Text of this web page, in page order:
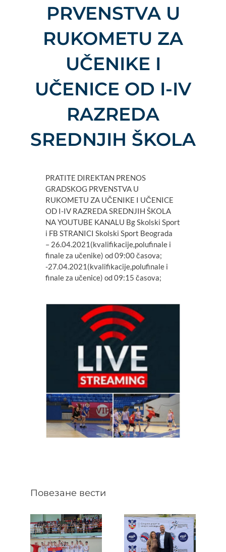
PRVENSTVA U
RUKOMETU ZA
UČENIKE I
UČENICE OD I-IV
RAZREDA
SREDNJIH ŠKOLA
PRATITE DIREKTAN PRENOS
GRADSKOG PRVENSTVA U
RUKOMETU ZA UČENIKE I UČENICE
OD I-IV RAZREDA SREDNJIH ŠKOLA
NA YOUTUBE KANALU Bg Skolski Sport
i FB STRANICI Skolski Sport Beograda
– 26.04.2021(kvalifikacije,polufinale i
finale za učenike) od 09:00 časova;
-27.04.2021(kvalifikacije,polufinale i
finale za učenice) od 09:15 časova;
Повезане вести